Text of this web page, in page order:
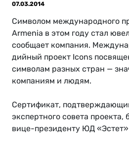
07.03.2014
Символом международного
Armenia в этом году стал
сообщает компания.
дий­ный про­ект Icons
сим­во­лам раз­ных стран —
ком­па­ни­ям и лю­дям.
Сер­ти­фи­кат,
экспертного совета
ви­це-пре­зи­ден­ту ЮД